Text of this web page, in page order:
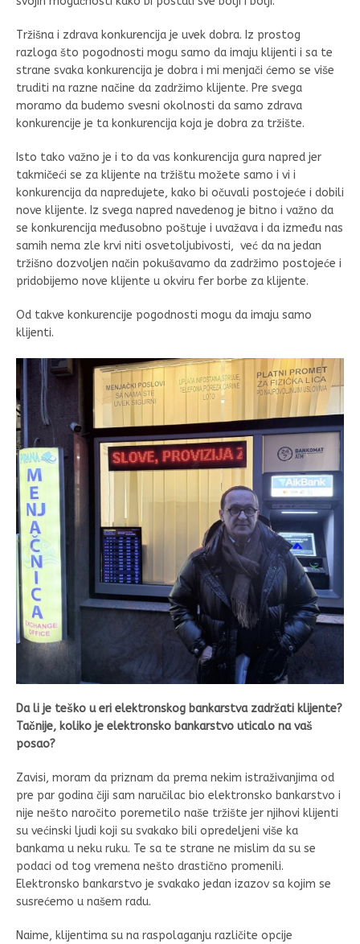
Tržišna i zdrava konkurencija je uvek dobra. Iz prostog
razloga što pogodnosti mogu samo da imaju klijenti i sa te
strane svaka konkurencija je dobra i mi menjači ćemo se više
truditi na razne načine da zadržimo klijente. Pre svega
moramo da budemo svesni okolnosti da samo zdrava
konkurencije je ta konkurencija koja je dobra za tržište.
Isto tako važno je i to da vas konkurencija gura napred jer
takmičeći se za klijente na tržištu možete samo i vi i
konkurencija da napredujete, kako bi očuvali postojeće i dobili
nove klijente. Iz svega napred navedenog je bitno i važno da
se konkurencija međusobno poštuje i uvažava i da između nas
samih nema zle krvi niti osvetoljubivosti, već da na jedan
tržišno dozvoljen način pokušavamo da zadržimo postojeće i
pridobijemo nove klijente u okviru fer borbe za klijente.
Od takve konkurencije pogodnosti mogu da imaju samo
klijenti.
Da li je teško u eri elektronskog bankarstva zadržati klijente?
Tačnije, koliko je elektronsko bankarstvo uticalo na vaš
posao?
Zavisi, moram da priznam da prema nekim istraživanjima od
pre par godina čiji sam naručilac bio elektronsko bankarstvo i
nije nešto naročito poremetilo naše tržište jer njihovi klijenti
su većinski ljudi koji su svakako bili opredeljeni više ka
bankama u neku ruku. Te sa te strane ne mislim da su se
podaci od tog vremena nešto drastično promenili.
Elektronsko bankarstvo je svakako jedan izazov sa kojim se
susrećemo u našem radu.
Naime, klijentima su na raspolaganju različite opcije